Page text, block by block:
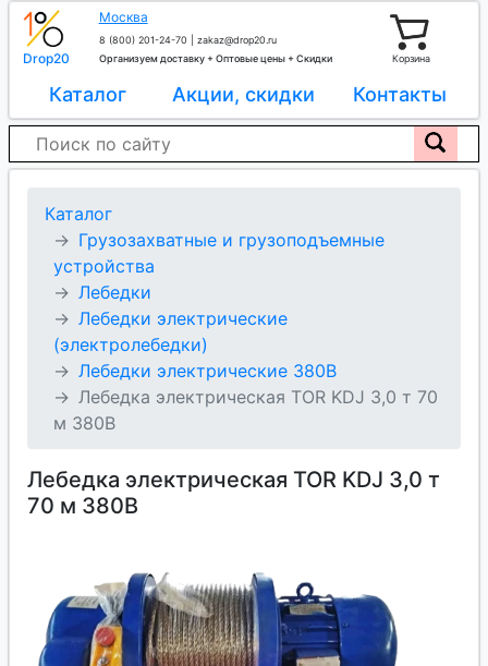
Drop20
Москва
8 (800) 201-24-70
zakaz@drop20.ru
Организуем доставку + Оптовые цены + Скидки
Корзина
Каталог Акции, скидки Контакты
Каталог
Грузозахватные и грузоподъемные
устройства
Лебедки
Лебедки электрические
(электролебедки)
Лебедки электрические 380В
Лебедка электрическая TOR KDJ 3,0 т 70
м 380В
Лебедка электрическая TOR KDJ 3,0 т
70 м 380В